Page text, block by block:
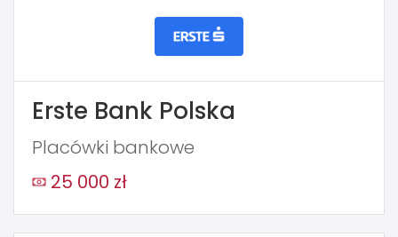
Erste Bank Polska
Placówki bankowe
25 000 zł